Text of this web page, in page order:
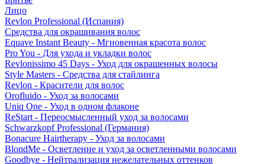
Лицо
Revlon Professional (Испания)
Средства для окрашивания волос
Equave Instant Beauty - Мгновенная красота волос
Pro You - Для ухода и укладки волос
Revlonissimo 45 Days - Уход для окрашенных волосы
Style Masters - Средства для стайлинга
Revlon - Красители для волос
Orofluido - Уход за волосами
Uniq One - Уход в одном флаконе
ReStart - Переосмысленный уход за волосами
Schwarzkopf Professional (Германия)
Bonacure Hairtherapy - Уход за волосами
BlondMe - Осветление и уход за осветленными волосами
Goodbye - Нейтрализация нежелательных оттенков